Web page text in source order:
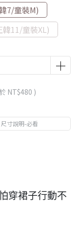
7/童裝M)
11/童裝XL)
NT$480 )
尺寸說明-必看
穿裙子行動不